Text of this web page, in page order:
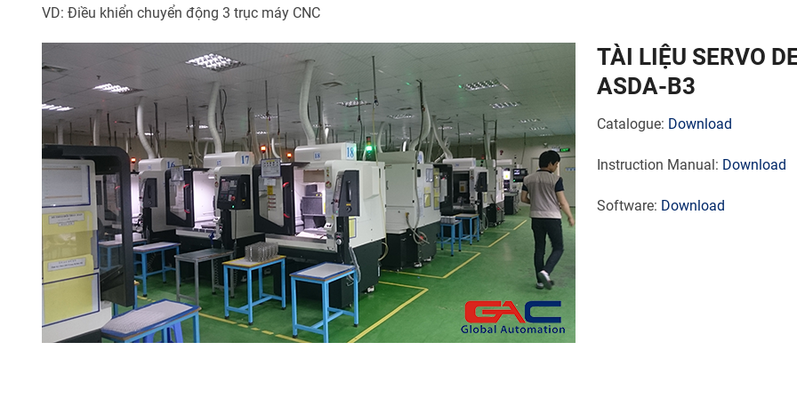
VD: Điều khiển chuyển động 3 trục máy CNC
TÀI LIỆU SERVO
ASDA-B3
Catalogue: Download
Instruction Manual: Download
Software: Download